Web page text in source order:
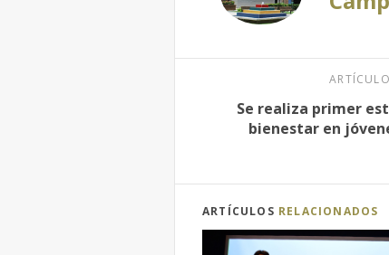
Se realiza primer
bienestar en
ARTÍCULOS RELACIONADOS